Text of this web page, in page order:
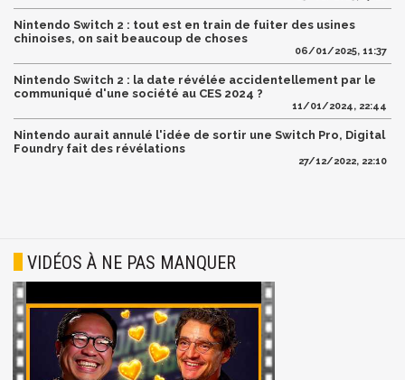
Nintendo Switch 2 : tout est en train de fuiter des usines
chinoises, on sait beaucoup de choses
06/01/2025, 11:37
Nintendo Switch 2 : la date révélée accidentellement par le
communiqué d'une société au CES 2024 ?
11/01/2024, 22:44
Nintendo aurait annulé l'idée de sortir une Switch Pro, Digital
Foundry fait des révélations
27/12/2022, 22:10
VIDÉOS À NE PAS MANQUER